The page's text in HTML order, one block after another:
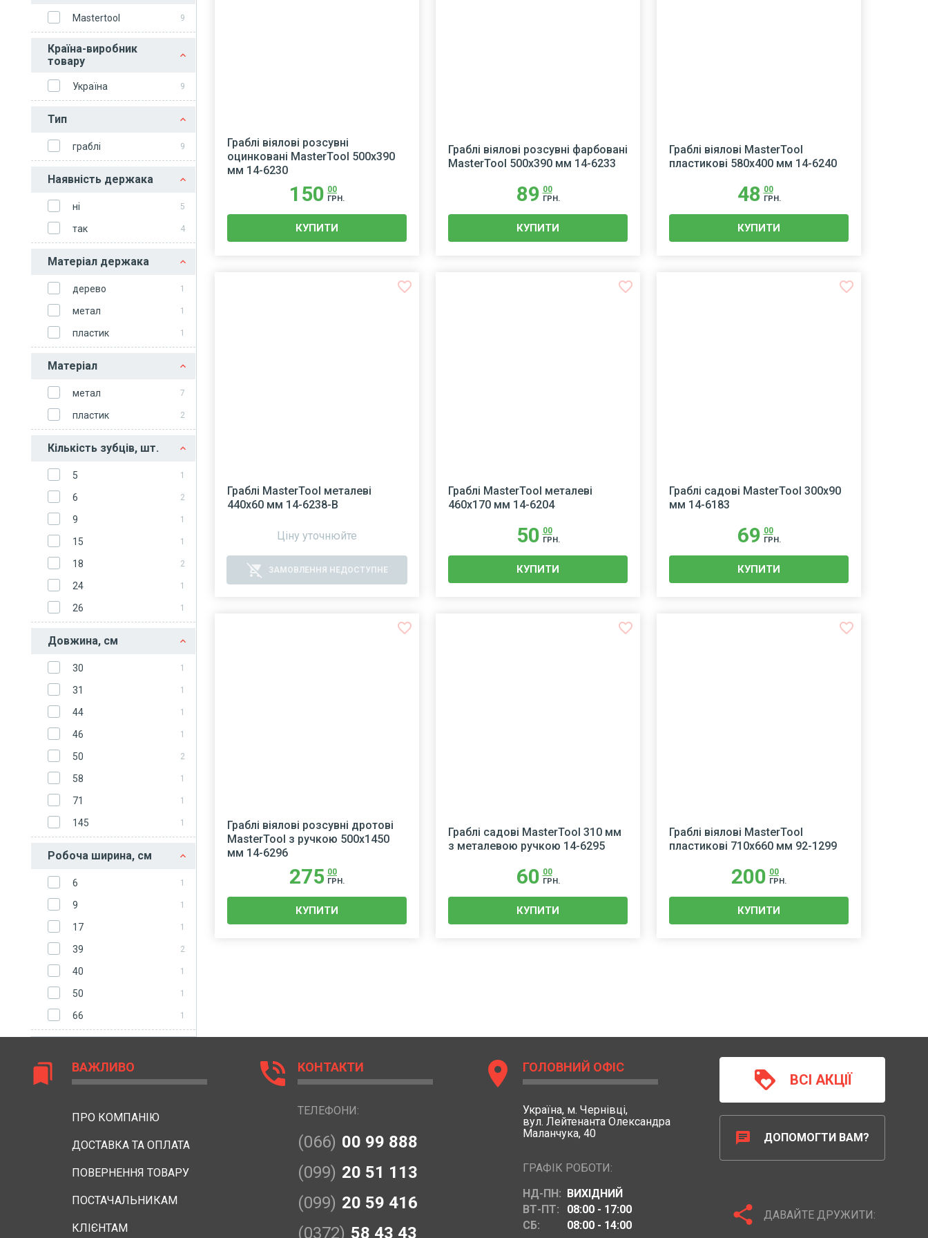
Mastertool 9
Країна-виробник
товару
Україна 9
Тип
граблі 9
Наявність держака
ні 5
так 4
Матеріал держака
дерево 1
метал 1
пластик 1
Матеріал
метал 7
пластик 2
Кількість зубців, шт.
5 1
6 2
9 1
15 1
18 2
24 1
26 1
Довжина, см
30 1
31 1
44 1
46 1
50 2
58 1
71 1
145 1
Робоча ширина, см
6 1
9 1
17 1
39 2
40 1
50 1
66 1
Граблі віялові розсувні
оцинковані MasterTool 500х390
мм 14-6230
150 00
ГРН.
КУПИТИ
Граблі віялові розсувні фарбовані
MasterTool 500х390 мм 14-6233
89 00
ГРН.
КУПИТИ
Граблі віялові MasterTool
пластикові 580х400 мм 14-6240
48 00
ГРН.
КУПИТИ
Граблі MasterTool металеві
440х60 мм 14-6238-В
Ціну уточнюйте
remove_shopping_cart ЗАМОВЛЕННЯ НЕДОСТУПНЕ
favorite_border
Граблі MasterTool металеві
460х170 мм 14-6204
50 00
ГРН.
КУПИТИ
favorite_border
Граблі садові MasterTool 300х90
мм 14-6183
69 00
ГРН.
КУПИТИ
favorite_border
Граблі віялові розсувні дротові
MasterTool з ручкою 500х1450
мм 14-6296
275 00
ГРН.
КУПИТИ
favorite_border
Граблі садові MasterTool 310 мм
з металевою ручкою 14-6295
60 00
ГРН.
КУПИТИ
favorite_border
Граблі віялові MasterTool
пластикові 710х660 мм 92-1299
200 00
ГРН.
КУПИТИ
favorite_border
bookmarks ВАЖЛИВО
ПРО КОМПАНІЮ
ДОСТАВКА ТА ОПЛАТА
ПОВЕРНЕННЯ ТОВАРУ
ПОСТАЧАЛЬНИКАМ
КЛІЄНТАМ
phone_in_talk КОНТАКТИ
ТЕЛЕФОНИ:
(066) 00 99 888
(099) 20 51 113
(099) 20 59 416
(0372) 58 43 43
location_on ГОЛОВНИЙ ОФІС
Україна, м. Чернівці,
вул. Лейтенанта Олександра
Маланчука, 40
ГРАФІК РОБОТИ:
НД-ПН: ВИХІДНИЙ
ВТ-ПТ:
08:00 - 17:00
СБ:
08:00 - 14:00
loyalty ВСІ АКЦІЇ
chat ДОПОМОГТИ ВАМ?
share ДАВАЙТЕ ДРУЖИТИ: